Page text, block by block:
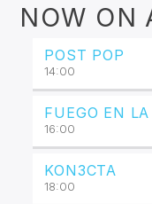
NOW ON
POST POP
14:00
FUEGO EN
16:00
KON3CTA
18:00